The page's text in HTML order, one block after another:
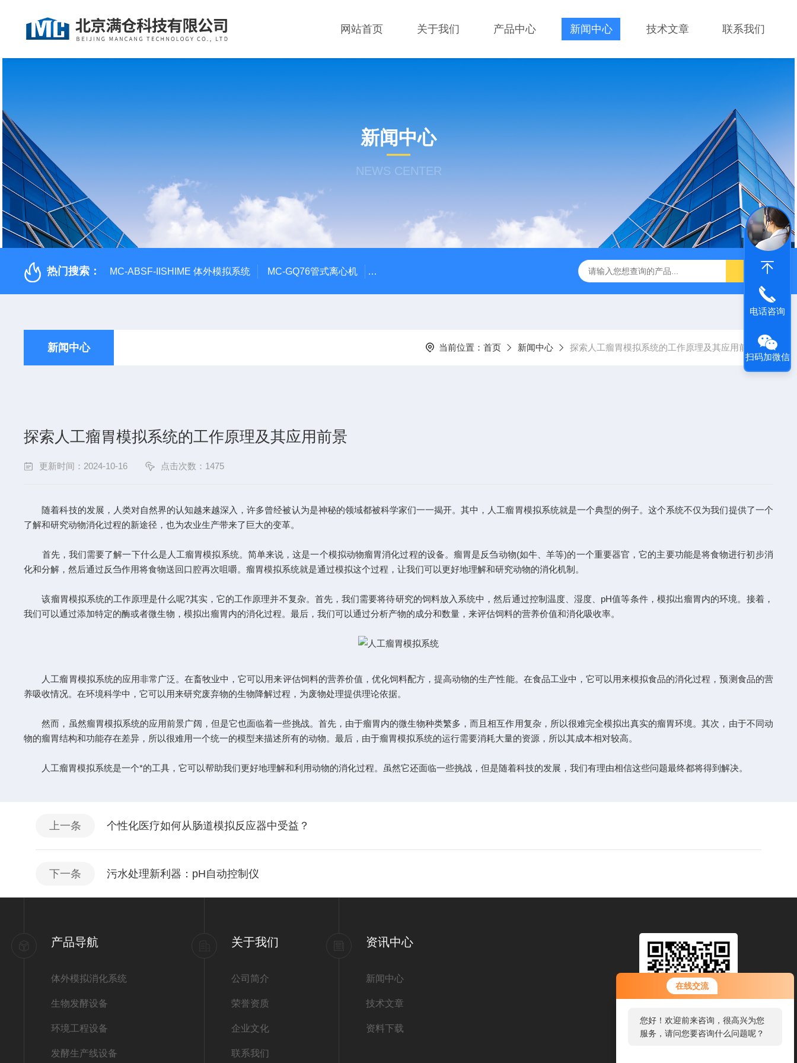
在线交流
您好！欢迎前来咨询，很高兴为您
服务，请问您要咨询什么问题呢？
网站首页 关于我们 产品中心 新闻中心 技术文章 联系我们
新闻中心
NEWS CENTER
热门搜索： MC-ABSF-IISHIME 体外模拟系统 MC-GQ76管式离心机 MC-ABSF-II体外肠道模拟消化系统 MC-LJGF-XL10L光照发酵罐 MC-ABSF-II肠道模拟反应器
新闻中心 当前位置： 首页 新闻中心 探索人工瘤胃模拟系统的工作原理及其应用前景
探索人工瘤胃模拟系统的工作原理及其应用前景
更新时间：2024-10-16 点击次数：1475
随着科技的发展，人类对自然界的认知越来越深入，许多曾经被认为是神秘的领域都被科学家们一一揭开。其中，人工瘤胃模拟系统就是一个典型的例子。这个系统不仅为我们提供了一个
了解和研究动物消化过程的新途径，也为农业生产带来了巨大的变革。
首先，我们需要了解一下什么是人工瘤胃模拟系统。简单来说，这是一个模拟动物瘤胃消化过程的设备。瘤胃是反刍动物(如牛、羊等)的一个重要器官，它的主要功能是将食物进行初步消
化和分解，然后通过反刍作用将食物送回口腔再次咀嚼。瘤胃模拟系统就是通过模拟这个过程，让我们可以更好地理解和研究动物的消化机制。
该瘤胃模拟系统的工作原理是什么呢?其实，它的工作原理并不复杂。首先，我们需要将待研究的饲料放入系统中，然后通过控制温度、湿度、pH值等条件，模拟出瘤胃内的环境。接着，
我们可以通过添加特定的酶或者微生物，模拟出瘤胃内的消化过程。最后，我们可以通过分析产物的成分和数量，来评估饲料的营养价值和消化吸收率。
人工瘤胃模拟系统的应用非常广泛。在畜牧业中，它可以用来评估饲料的营养价值，优化饲料配方，提高动物的生产性能。在食品工业中，它可以用来模拟食品的消化过程，预测食品的营
养吸收情况。在环境科学中，它可以用来研究废弃物的生物降解过程，为废物处理提供理论依据。
然而，虽然瘤胃模拟系统的应用前景广阔，但是它也面临着一些挑战。首先，由于瘤胃内的微生物种类繁多，而且相互作用复杂，所以很难完全模拟出真实的瘤胃环境。其次，由于不同动
物的瘤胃结构和功能存在差异，所以很难用一个统一的模型来描述所有的动物。最后，由于瘤胃模拟系统的运行需要消耗大量的资源，所以其成本相对较高。
人工瘤胃模拟系统是一个*的工具，它可以帮助我们更好地理解和利用动物的消化过程。虽然它还面临一些挑战，但是随着科技的发展，我们有理由相信这些问题最终都将得到解决。
上一条 个性化医疗如何从肠道模拟反应器中受益？
下一条 污水处理新利器：pH自动控制仪
产品导航
体外模拟消化系统
生物发酵设备
环境工程设备
发酵生产线设备
关于我们
公司简介
荣誉资质
企业文化
联系我们
资讯中心
新闻中心
技术文章
资料下载
电话咨询
扫码加微信